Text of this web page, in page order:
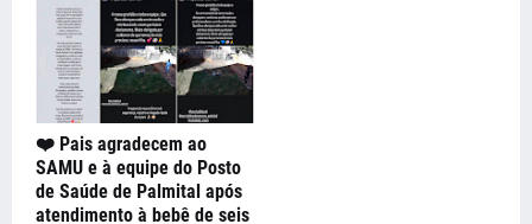
❤️ Pais agradecem ao
SAMU e à equipe do Posto
de Saúde de Palmital após
atendimento à bebê de seis